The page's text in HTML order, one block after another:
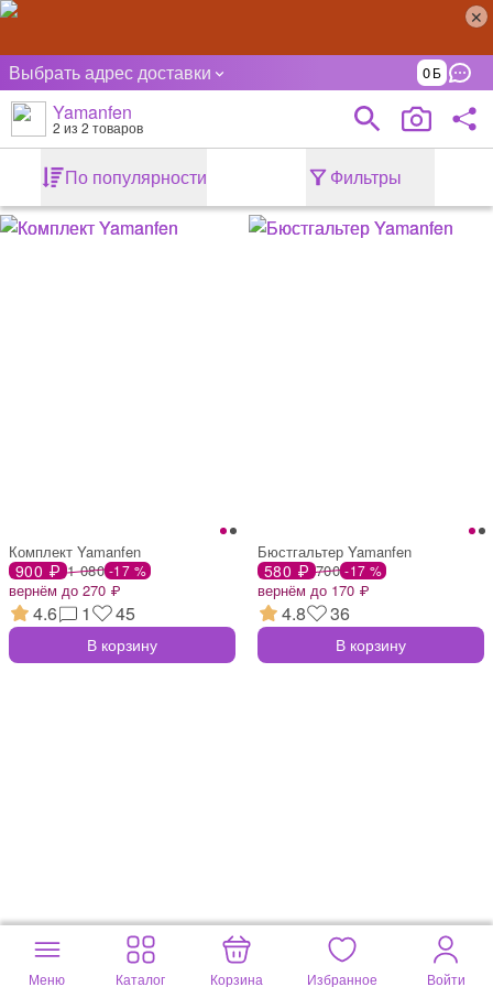
Выбрать адрес доставки 0
Yamanfen
2 из 2 товаров
По популярности Фильтры
Комплект Yamanfen
900 ₽ 1 080 -17 %
вернём до 270 ₽
4.6 1 45
В корзину
Бюстгальтер Yamanfen
580 ₽ 700 -17 %
вернём до 170 ₽
4.8 36
В корзину
Меню Каталог Корзина Избранное Войти